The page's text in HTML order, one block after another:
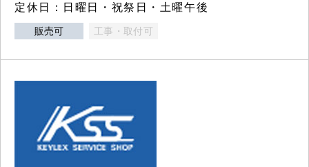
定休日：日曜日・祝祭日・土曜午後
販売可 工事・取付可